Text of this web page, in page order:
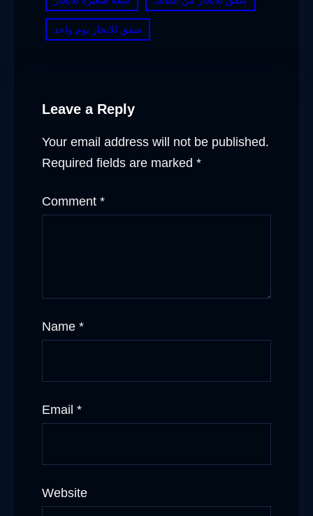
شقق للايجار يوم واحد
Leave a Reply
Your email address will not be published.
Required fields are marked *
Comment *
Name *
Email *
Website